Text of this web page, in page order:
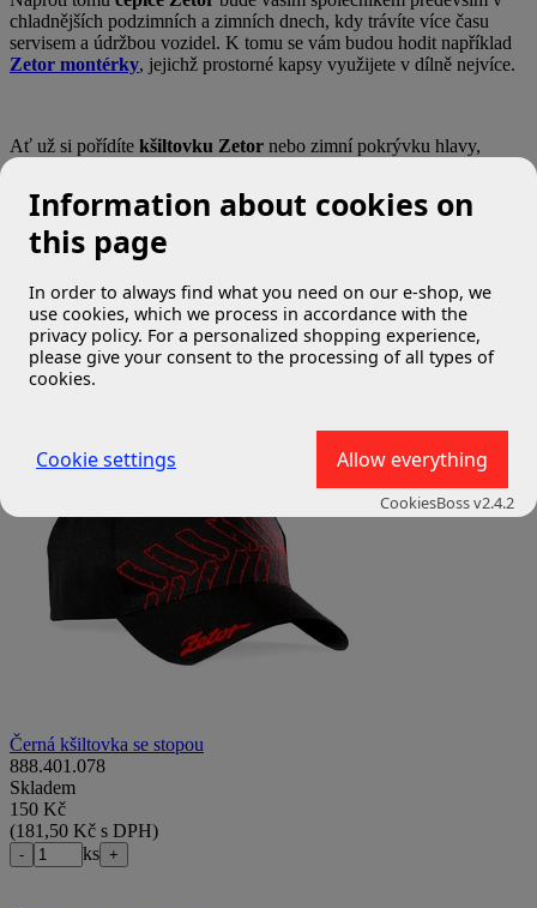
Information about cookies on
this page
In order to always find what you need on our e-shop, we
use cookies, which we process in accordance with the
privacy policy. For a personalized shopping experience,
please give your consent to the processing of all types of
cookies.
Allow everything
Cookie settings
CookiesBoss v2.4.2
chladnějších podzimních a zimních dnech, kdy trávíte více času
servisem a údržbou vozidel. K tomu se vám budou hodit například
Zetor montérky, jejichž prostorné kapsy využijete v dílně nejvíce.
Ať už si pořídíte kšiltovku Zetor nebo zimní pokrývku hlavy,
společně krásně ladili!
Řazení:
Počet na stránku:24 48 vše
Zobrazeno: 4/4
Zobrazit filtry
Černá kšiltovka se stopou
888.401.078
Skladem
150 Kč
(181,50 Kč s DPH)
- ks +